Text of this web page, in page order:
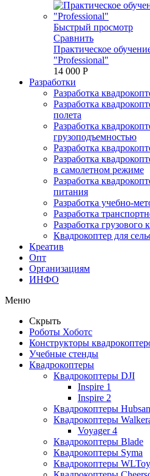
Быстрый просмотр
Сравнить
Практическое
"Professional"
14 000 P
Разработки
Разработка
Разработка
полета
Разработка
грузоподъемностью
Разработка
Разработка
в самолетном режиме
Разработка
питания
Разработка учебно-
Разработка
Разработка грузового
Квадрокоптер для
Креатив
Опт
Организациям
ИНФО
Меню
Скрыть
Роботы Хоботс
Конструкторы
Учебные стенды
Квадрокоптеры
Квадрокоптеры DJI
Inspire 1
Inspire 2
Квадрокоптеры Hubsan
Квадрокоптеры
Voyager 4
Квадрокоптеры Blade
Квадрокоптеры Syma
Квадрокоптеры